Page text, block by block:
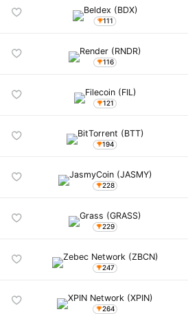
111
116
121
194
228
229
247
264